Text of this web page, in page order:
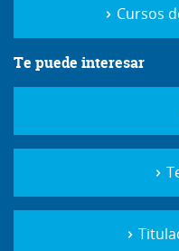
Cursos
Te puede interesar